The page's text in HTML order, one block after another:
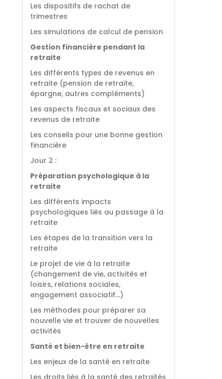
Les dispositifs de rachat de
trimestres
Les simulations de calcul de pension
Gestion financière pendant la
retraite
Les différents types de revenus en
retraite (pension de retraite,
épargne, autres compléments)
Les aspects fiscaux et sociaux des
revenus de retraite
Les conseils pour une bonne gestion
financière
Jour 2 :
Préparation psychologique à la
retraite
Les différents impacts
psychologiques liés au passage à la
retraite
Les étapes de la transition vers la
retraite
Le projet de vie à la retraite
(changement de vie, activités et
loisirs, relations sociales,
engagement associatif…)
Les méthodes pour préparer sa
nouvelle vie et trouver de nouvelles
activités
Santé et bien-être en retraite
Les enjeux de la santé en retraite
Les droits liés à la santé des retraités